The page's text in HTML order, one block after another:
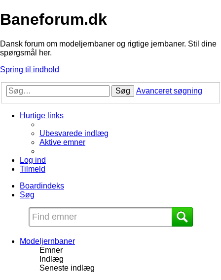
Baneforum.dk
Dansk forum om modeljernbaner og rigtige jernbaner. Stil dine
spørgsmål her.
Spring til indhold
Søg Avanceret søgning
Hurtige links
Ubesvarede indlæg
Aktive emner
Log ind
Tilmeld
Boardindeks
Søg
Modeljernbaner
Emner
Indlæg
Seneste indlæg